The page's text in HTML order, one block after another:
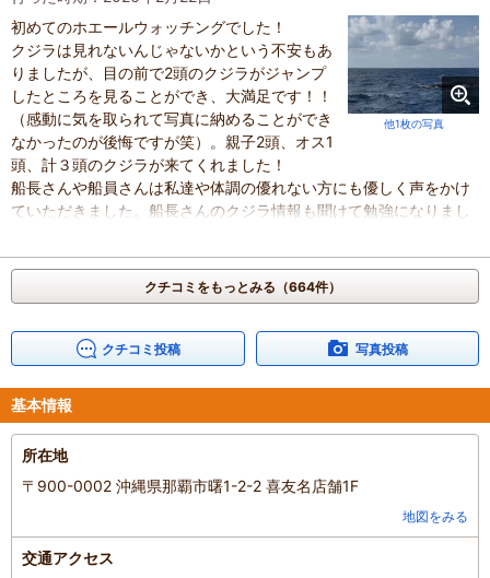
他1枚の写真
初めてのホエールウォッチングでした！
クジラは見れないんじゃないかという不安もあ
りましたが、目の前で2頭のクジラがジャンプ
したところを見ることができ、大満足です！！
（感動に気を取られて写真に納めることができ
なかったのが後悔ですが笑）。親子2頭、オス1
頭、計３頭のクジラが来てくれました！
船長さんや船員さんは私達や体調の優れない方にも優しく声をかけ
ていただきました。船長さんのクジラ情報も聞けて勉強になりまし
最高の思い出になりました！ありがとうございました！！
滞在時間：3時間以上
3人～5人
投稿日：2026年2月22日
クチコミをもっとみる（664件）
クチコミ投稿 写真投稿
基本情報
所在地
〒900-0002 沖縄県那覇市曙1-2-2 喜友名店舗1F
地図をみる
交通アクセス